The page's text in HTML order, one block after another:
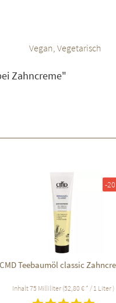
Vegan, Vegetarisch
Zahncreme"
-
CMD Teebaumöl classic
Inhalt75 Milliliter (52,80 € * / 1 Liter )